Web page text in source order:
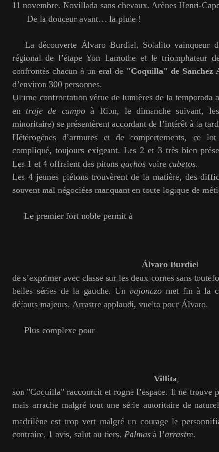
11 novembre. Novillada sans chevaux. Arènes Henri-
De la douceur avant… la pluie !
La découverte Álvaro Burdiel, Solalito vainqueur
régional de l’étape Yon Lamothe et le triomphateur
confrontés chacun à un eral de "Coquilla" de Sanchez
d’environ 300 personnes.
Ultime confrontation vêtue de lumières de la temporada
en traje de campo à Rion, le dimanche suivant,
minoritaire) se présentèrent accordant de l’intérêt à la
Hétérogènes d’armures et de comportements, ce
compliqué, toujours exigeant. Les 2 et 3 très bien
Les 1 et 4 offraient des pitons gachos voire cubetos.
Les 4 jeunes piétons trouvèrent de la matière, des
souvent mal négociées manquant en toute logique de
Le premier fort noble permit à
Álvaro Burdiel
de s’exprimer avec classe sur les deux cornes sans
belles séries de la gauche. Un bajonazomet fin à la
défauts majeurs. Arrastre applaudi, vuelta pour Álvaro.
Plus complexe pour
Villita,
son "Coquilla" raccourcit et rogne l’espace. Il ne trouve
mais arrache malgré tout une série autoritaire de
madrilène est trop vert malgré un courage le
contraire. 1 avis, salut au tiers. Palmas à l’arrastre.